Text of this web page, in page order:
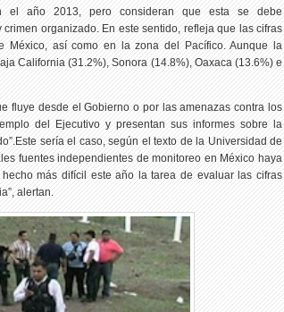
el año 2013, pero consideran que esta se debe
organizado. En este sentido, refleja que las cifras
México, así como en la zona del Pacífico. Aunque la
California (31.2%), Sonora (14.8%), Oaxaca (13.6%) e
fluye desde el Gobierno o por las amenazas contra los
del Ejecutivo y presentan sus informes sobre la
sería el caso, según el texto de la Universidad de
fuentes independientes de monitoreo en México haya
más difícil este año la tarea de evaluar las cifras
alertan.